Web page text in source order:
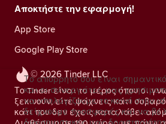
© 2026 Tinder LLC
Το Tinder είναι το μέρος όπου οι
ξεκινούν, είτε ψάχνεις κάτι
κάτι που δεν έχεις καταλάβει
Αποκτήστε την εφαρμογή!
App Store
Google Play Store
Το απόρρητό σου είναι
και οι συνεργάτες μας
να υπολογίζουμε το κοινό στην
δείχνουμε προσφορές και να